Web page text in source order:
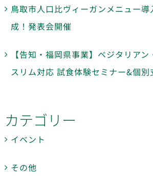
鳥取市人口比ヴィーガンメニュー
成！発表会開催
【告知・福岡県事業】ベジタリア
スリム対応 試食体験セミナー&個別
カテゴリー
イベント
その他